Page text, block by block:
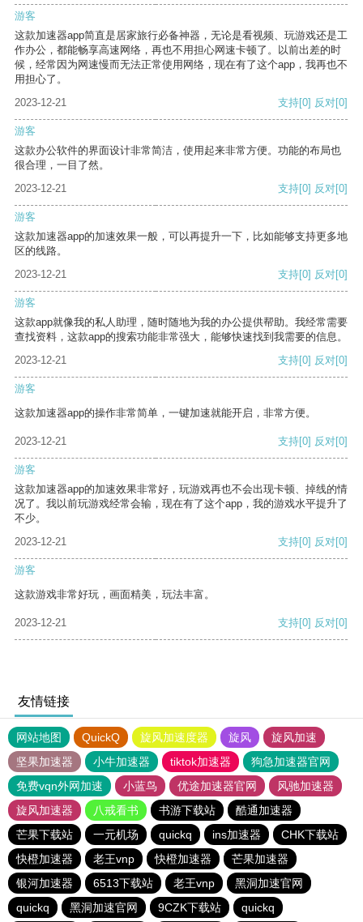
游客
这款加速器app简直是居家旅行必备神器，无论是看视频、玩游戏还是工
作办公，都能畅享高速网络，再也不用担心网速卡顿了。以前出差的时
候，经常因为网速慢而无法正常使用网络，现在有了这个app，我再也不
用担心了。
2023-12-21
支持[0] 反对[0]
游客
这款办公软件的界面设计非常简洁，使用起来非常方便。功能的布局也
很合理，一目了然。
2023-12-21
支持[0] 反对[0]
游客
这款加速器app的加速效果一般，可以再提升一下，比如能够支持更多地
区的线路。
2023-12-21
支持[0] 反对[0]
游客
这款app就像我的私人助理，随时随地为我的办公提供帮助。我经常需要
查找资料，这款app的搜索功能非常强大，能够快速找到我需要的信息。
2023-12-21
支持[0] 反对[0]
游客
这款加速器app的操作非常简单，一键加速就能开启，非常方便。
2023-12-21 支持[0] 反对[0]
游客
这款加速器app的加速效果非常好，玩游戏再也不会出现卡顿、掉线的情
况了。我以前玩游戏经常会输，现在有了这个app，我的游戏水平提升了
不少。
2023-12-21
支持[0] 反对[0]
游客
这款游戏非常好玩，画面精美，玩法丰富。
2023-12-21 支持[0] 反对[0]
友情链接
网站地图 QuickQ 旋风加速度器 旋风
旋风加速
坚果加速器
小牛加速器 tiktok加速器
狗急加速器官网
免费vqn外网加速
小蓝鸟 优途加速器官网
风驰加速器
旋风加速器
八戒看书 书游下载站
酷通加速器
芒果下载站
一元机场 quickq ins加速器
CHK下载站
快橙加速器
老王vnp 快橙加速器
芒果加速器
银河加速器
6513下载站 老王vnp
黑洞加速官网
quickq
黑洞加速官网 9CZK下载站 quickq